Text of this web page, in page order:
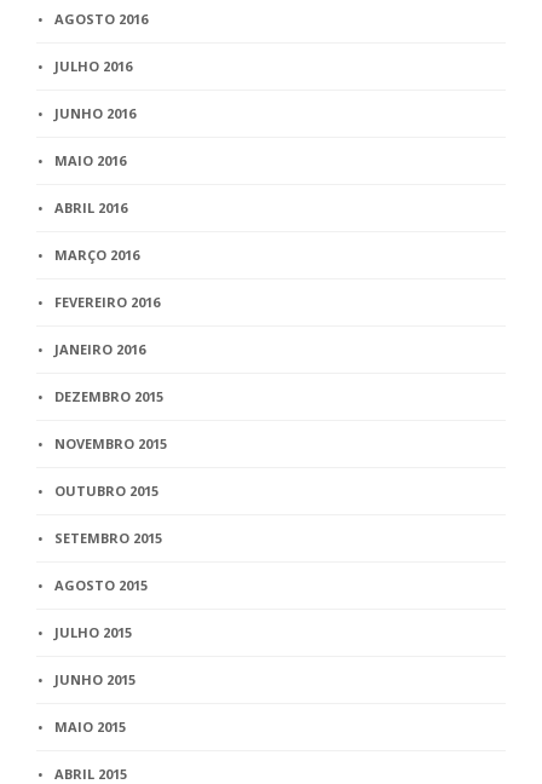
AGOSTO 2016
JULHO 2016
JUNHO 2016
MAIO 2016
ABRIL 2016
MARÇO 2016
FEVEREIRO 2016
JANEIRO 2016
DEZEMBRO 2015
NOVEMBRO 2015
OUTUBRO 2015
SETEMBRO 2015
AGOSTO 2015
JULHO 2015
JUNHO 2015
MAIO 2015
ABRIL 2015